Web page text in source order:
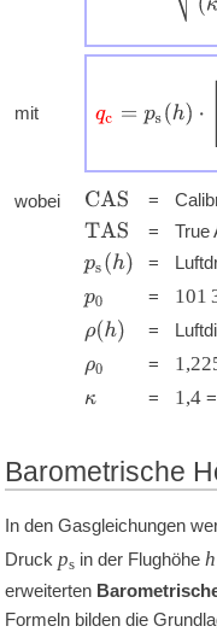
mit
wobei CAS =
TAS =
True
ps(h) =
p0 = 101
ρ(h) =
ρ0 =
κ = 1,4=
Barometrische
In den Gasgleichungen
Druck ps in der Flughöheh
erweiterten
Formeln bilden die